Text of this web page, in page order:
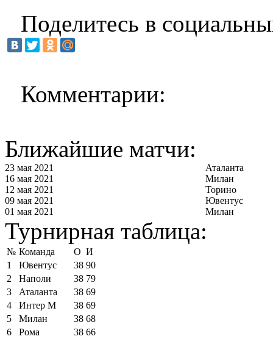
Поделитесь в
Комментарии:
Ближайшие матчи:
23 мая 2021
Аталанта
16 мая 2021
Милан
12 мая 2021
Торино
09 мая 2021
Ювентус
01 мая 2021
Милан
Турнирная таблица:
№ Команда О И
1
Ювентус 38 90
2
Наполи 38 79
3
Аталанта 38 69
4
Интер М 38 69
5
Милан 38 68
6
Рома 38 66